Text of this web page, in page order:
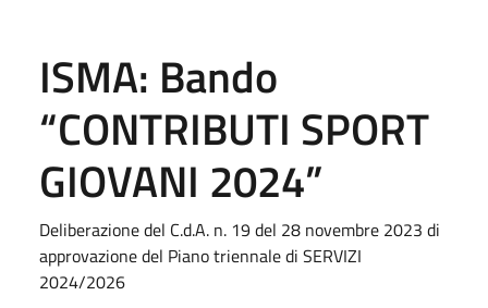
ISMA: Bando
“CONTRIBUTI SPORT
GIOVANI 2024”
Deliberazione del C.d.A. n. 19 del 28 novembre 2023 di
approvazione del Piano triennale di SERVIZI
2024/2026